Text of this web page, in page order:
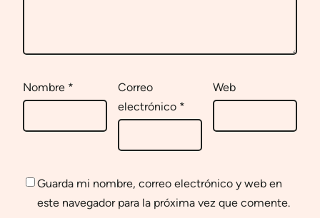
Nombre *
Correo
electrónico *
Web
Guarda mi nombre, correo electrónico y web en
este navegador para la próxima vez que comente.